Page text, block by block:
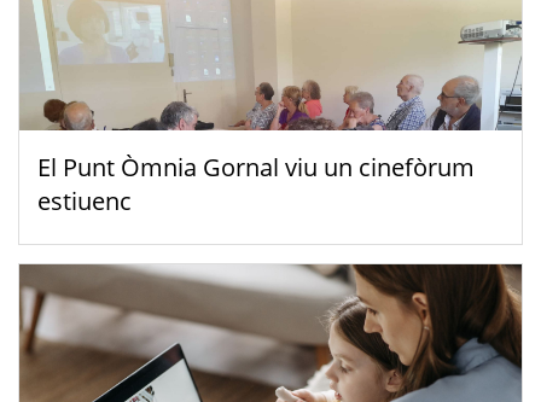
El Punt Òmnia Gornal viu un cinefòrum
estiuenc